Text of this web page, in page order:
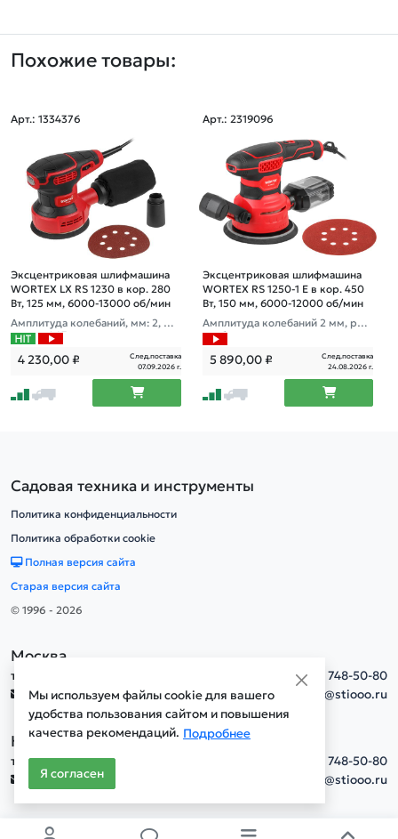
Похожие товары:
Арт.: 1334376
Эксцентриковая шлифмашина
WORTEX LX RS 1230 в кор. 280
Вт, 125 мм, 6000-13000 об/мин
Амплитуда колебаний, мм: 2, ма
сса, кг: 1,43;
4 230,00₽
След.поставка
07.09.2026 г.
Арт.: 2319096
Эксцентриковая шлифмашина
WORTEX RS 1250-1 E в кор. 450
Вт, 150 мм, 6000-12000 об/мин
Амплитуда колебаний 2 мм, регу
л. об.
5 890,00₽
След.поставка
24.08.2026 г.
Мы используем файлы cookie для вашего
удобства пользования сайтом и повышения
качества рекомендаций. Подробнее
Я согласен
Садовая техника и инструменты
Политика конфиденциальности
Политика обработки cookie
Полная версия сайта
Старая версия сайта
© 1996 - 2026
Москва
тел.
+7(495) 748-50-80
info@stiooo.ru
Новосибирск
тел.
+7(495) 748-50-80
info@stiooo.ru